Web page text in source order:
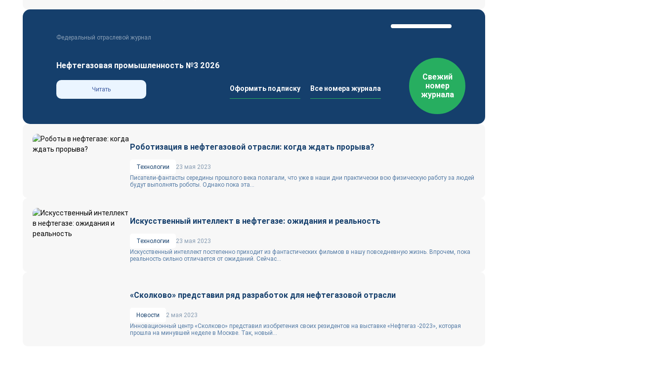
Свежий
номер
журнала
Федеральный отраслевой журнал
Нефтегазовая промышленность №3 2026
Читать Оформить подписку Все номера журнала
Роботизация в нефтегазовой отрасли: когда ждать прорыва?
Технологии
23 мая 2023
Писатели-фантасты середины прошлого века полагали, что уже в наши дни практически всю физическую работу за людей
будут выполнять роботы. Однако пока эта...
Искусственный интеллект в нефтегазе: ожидания и реальность
Технологии
23 мая 2023
Искусственный интеллект постепенно приходит из фантастических фильмов в нашу повседневную жизнь. Впрочем, пока
реальность сильно отличается от ожиданий. Сейчас...
«Сколково» представил ряд разработок для нефтегазовой отрасли
Новости
2 мая 2023
Инновационный центр «Сколково» представил изобретения своих резидентов на выставке «Нефтегаз -2023», которая
прошла на минувшей неделе в Москве. Так, новый...